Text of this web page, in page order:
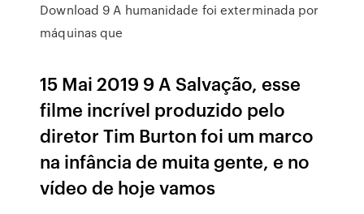
Download 9 A humanidade foi exterminada por
máquinas que
15 Mai 2019 9 A Salvação, esse
filme incrível produzido pelo
diretor Tim Burton foi um marco
na infância de muita gente, e no
vídeo de hoje vamos